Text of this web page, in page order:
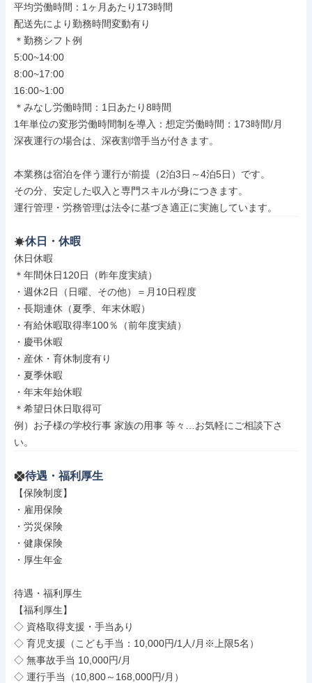
平均労働時間：1ヶ月あたり173時間
配送先により勤務時間変動有り
＊勤務シフト例
5:00~14:00
8:00~17:00
16:00~1:00
＊みなし労働時間：1日あたり8時間
1年単位の変形労働時間制を導入：想定労働時間：173時間/月
深夜運行の場合は、深夜割増手当が付きます。
本業務は宿泊を伴う運行が前提（2泊3日～4泊5日）です。
その分、安定した収入と専門スキルが身につきます。
運行管理・労務管理は法令に基づき適正に実施しています。
休日・休暇
休日休暇
＊年間休日120日（昨年度実績）
・週休2日（日曜、その他）＝月10日程度
・長期連休（夏季、年末休暇）
・有給休暇取得率100％（前年度実績）
・慶弔休暇
・産休・育休制度有り
・夏季休暇
・年末年始休暇
＊希望日休日取得可
例）お子様の学校行事 家族の用事 等々…お気軽にご相談下さ
い。
待遇・福利厚生
【保険制度】
・雇用保険
・労災保険
・健康保険
・厚生年金
待遇・福利厚生
【福利厚生】
◇ 資格取得支援・手当あり
◇ 育児支援（こども手当：10,000円/1人/月※上限5名）
◇ 無事故手当 10,000円/月
◇ 運行手当（10,800～168,000円/月）